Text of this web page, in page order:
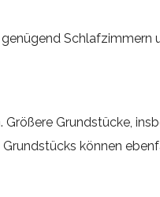
Schlafzimmern
Grundstücke,
können